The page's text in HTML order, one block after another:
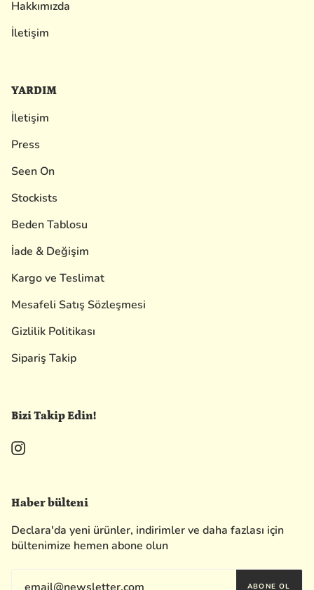
Hakkımızda
İletişim
YARDIM
İletişim
Press
Seen On
Stockists
Beden Tablosu
İade & Değişim
Kargo ve Teslimat
Mesafeli Satış Sözleşmesi
Gizlilik Politikası
Sipariş Takip
Bizi Takip Edin!
Instagram
Haber bülteni
Declara'da yeni ürünler, indirimler ve daha fazlası için
bültenimize hemen abone olun
ABONE OL